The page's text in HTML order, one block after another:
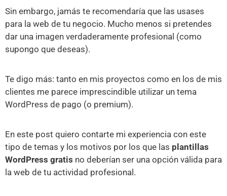
Sin embargo, jamás te recomendaría que las usases
para la web de tu negocio. Mucho menos si pretendes
dar una imagen verdaderamente profesional (como
supongo que deseas).
Te digo más: tanto en mis proyectos como en los de mis
clientes me parece imprescindible utilizar un tema
WordPress de pago (o premium).
En este post quiero contarte mi experiencia con este
tipo de temas y los motivos por los que las plantillas
WordPress gratis no deberían ser una opción válida para
la web de tu actividad profesional.